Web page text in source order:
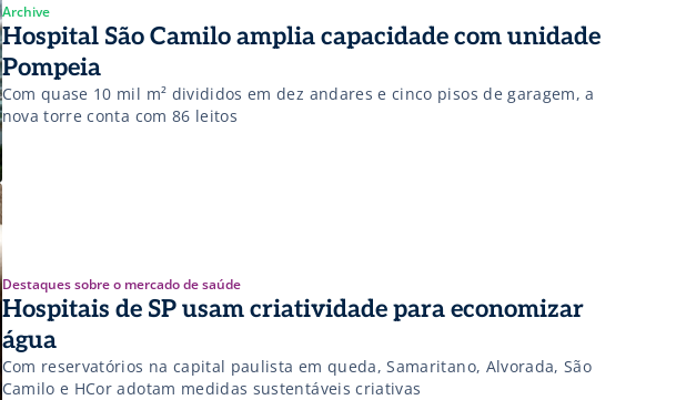
Archive
Hospital São Camilo amplia capacidade com unidade
Pompeia
Com quase 10 mil m² divididos em dez andares e cinco pisos de garagem, a
nova torre conta com 86 leitos
Destaques sobre o mercado de saúde
Hospitais de SP usam criatividade para economizar
água
Com reservatórios na capital paulista em queda, Samaritano, Alvorada, São
Camilo e HCor adotam medidas sustentáveis criativas